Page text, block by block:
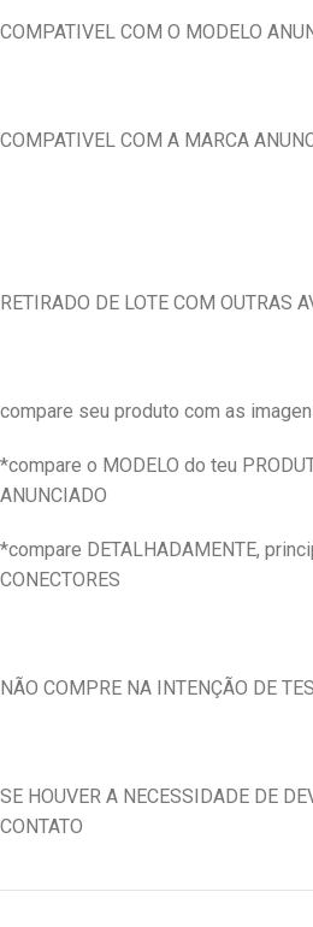
COMPATIVEL COM O MODELO
COMPATIVEL COM A MARCA
RETIRADO DE LOTE COM OUTRAS
compare seu produto com as
*compare o MODELO do teu
ANUNCIADO
*compare DETALHADAMENTE,
CONECTORES
NÃO COMPRE NA INTENÇÃO DE
SE HOUVER A NECESSIDADE DE
CONTATO